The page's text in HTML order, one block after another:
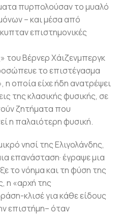
πυρπολούσαν το μυαλό
– και μέσα από
επιστημονικές
του Βέρνερ Χάιζενμπεργκ
το επιστέγασμα
η οποία είχε ήδη ανατρέψει
της κλασικής φυσικής, σε
ζητήματα που
η παλαιότερη φυσική.
νησί της Ελιγολάνδης,
επανάσταση· έγραψε μια
το νόημα και τη φύση της
η «αρχή της
κλισέ για κάθε είδους
επιστήμη– όταν